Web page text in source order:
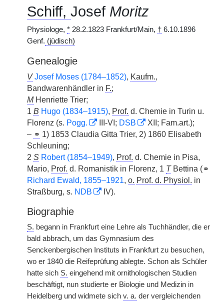
Schiff, Josef Moritz
Physiologe, * 28.2.1823 Frankfurt/Main, † 6.10.1896
Genf. (jüdisch)
Genealogie
V Josef Moses (1784–1852), Kaufm.,
Bandwarenhändler in F.;
MHenriette Trier;
1 B Hugo (1834–1915), Prof. d. Chemie in Turin u.
Florenz (s. Pogg. III-VI; DSB
XII; Fam.art.);
– ⚭ 1) 1853 Claudia Gitta Trier, 2) 1860 Elisabeth
Schleuning;
2 S Robert (1854–1949), Prof. d. Chemie in Pisa,
Mario, Prof. d. Romanistik in Florenz, 1 TBettina (⚭
Richard Ewald, 1855–1921, o. Prof. d. Physiol. in
Straßburg, s. NDB IV).
Biographie
S. begann in Frankfurt eine Lehre als Tuchhändler, die er
bald abbrach, um das Gymnasium des
Senckenbergischen Instituts in Frankfurt zu besuchen,
wo er 1840 die Reifeprüfung ablegte. Schon als Schüler
hatte sich S. eingehend mit ornithologischen Studien
beschäftigt, nun studierte er Biologie und Medizin in
Heidelberg und widmete sich v. a. der vergleichenden